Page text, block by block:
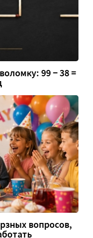
99 − 38 =
вопросов,